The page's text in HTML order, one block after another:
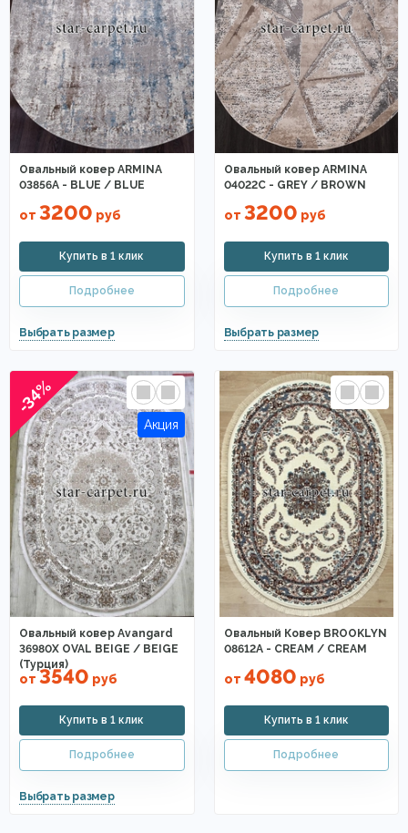
Овальный ковер ARMINA
03856A - BLUE / BLUE
от 3200 руб
Овальный ковер ARMINA
04022C - GREY / BROWN
от 3200 руб
-34%
Овальный ковер Avangard
36980X OVAL BEIGE / BEIGE
(Турция)
от 3540 руб
Овальный Ковер BROOKLYN
08612A - CREAM / CREAM
от 4080 руб